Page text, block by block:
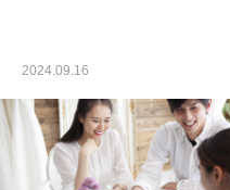
2024.09.16